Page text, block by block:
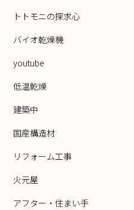
トトモニの探求心
バイオ乾燥機
youtube
低温乾燥
建築中
国産構造材
リフォーム工事
火元屋
アフター・住まい手